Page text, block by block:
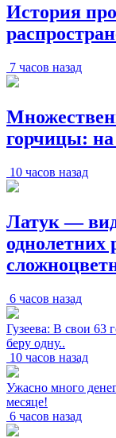
История
7 часов назад
горчицы:
10 часов назад
Латук —
однолетних
6 часов назад
Гузеева: В свои 63
беру одну..
10 часов назад
Ужасно много
месяце!
6 часов назад